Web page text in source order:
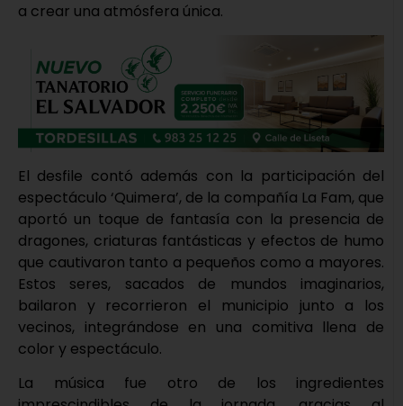
a crear una atmósfera única.
El desfile contó además con la participación del
espectáculo ‘Quimera’, de la compañía La Fam, que
aportó un toque de fantasía con la presencia de
dragones, criaturas fantásticas y efectos de humo
que cautivaron tanto a pequeños como a mayores.
Estos seres, sacados de mundos imaginarios,
bailaron y recorrieron el municipio junto a los
vecinos, integrándose en una comitiva llena de
color y espectáculo.
La música fue otro de los ingredientes